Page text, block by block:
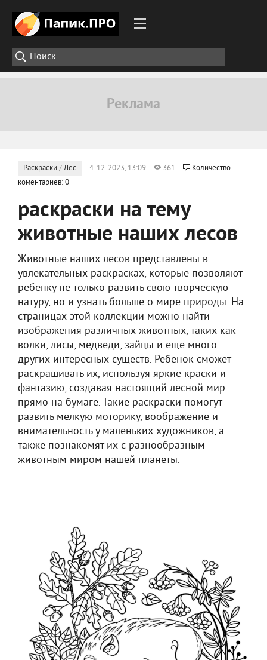
Раскраски /Лес 4-12-2023, 13:09 361
Количество
коментариев: 0
раскраски на тему
животные наших лесов
Животные наших лесов представлены в
увлекательных раскрасках, которые позволяют
ребенку не только развить свою творческую
натуру, но и узнать больше о мире природы. На
страницах этой коллекции можно найти
изображения различных животных, таких как
волки, лисы, медведи, зайцы и еще много
других интересных существ. Ребенок сможет
раскрашивать их, используя яркие краски и
фантазию, создавая настоящий лесной мир
прямо на бумаге. Такие раскраски помогут
развить мелкую моторику, воображение и
внимательность у маленьких художников, а
также познакомят их с разнообразным
животным миром нашей планеты.